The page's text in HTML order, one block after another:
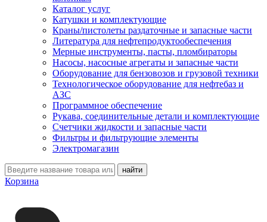
Каталог услуг
Катушки и комплектующие
Краны/пистолеты раздаточные и запасные части
Литература для нефтепродуктообеспечения
Мерные инструменты, пасты, пломбираторы
Насосы, насосные агрегаты и запасные части
Оборудование для бензовозов и грузовой техники
Технологическое оборудование для нефтебаз и
АЗС
Программное обеспечение
Рукава, соединительные детали и комплектующие
Счетчики жидкости и запасные части
Фильтры и фильтрующие элементы
Электромагазин
Корзина